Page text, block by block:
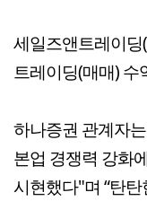
세일즈앤트레이딩
트레이딩(매매) 수
하나증권 관계자
본업 경쟁력 강화
시현했다"며 “탄